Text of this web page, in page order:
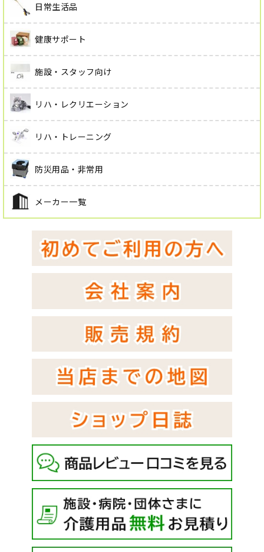
日常生活品
健康サポート
施設・スタッフ向け
リハ・レクリエーション
リハ・トレーニング
防災用品・非常用
メーカー一覧